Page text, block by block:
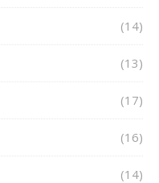
(14)
(13)
(17)
(16)
(14)